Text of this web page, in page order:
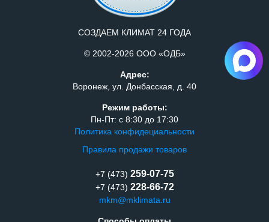
СОЗДАЕМ КЛИМАТ 24 ГОДА
© 2002-2026 ООО «ОДБ»
Адрес:
Воронеж, ул. Донбасская, д. 40
Режим работы:
Пн-Пт: с 8:30 до 17:30
Политика конфидециальности
Правила продажи товаров
+7 (473) 259-07-75
+7 (473) 228-66-72
mkm@mklimata.ru